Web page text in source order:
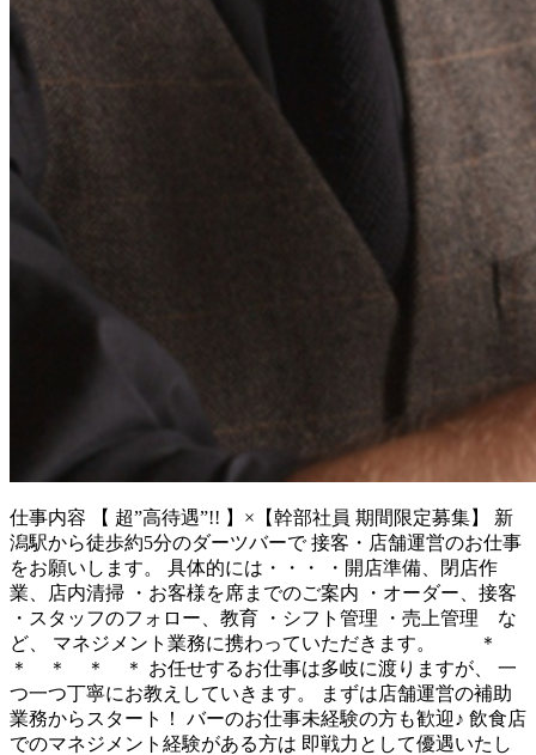
仕事内容
【 超”高待遇”!! 】×【幹部社員 期間限定募集】 新
潟駅から徒歩約5分のダーツバーで 接客・店舗運営のお仕事
をお願いします。 具体的には・・・ ・開店準備、閉店作
業、店内清掃 ・お客様を席までのご案内 ・オーダー、接客
・スタッフのフォロー、教育 ・シフト管理 ・売上管理 な
ど、 マネジメント業務に携わっていただきます。 ＊
＊ ＊ ＊ ＊ お任せするお仕事は多岐に渡りますが、 一
つ一つ丁寧にお教えしていきます。 まずは店舗運営の補助
業務からスタート！ バーのお仕事未経験の方も歓迎♪ 飲食店
でのマネジメント経験がある方は 即戦力として優遇いたし